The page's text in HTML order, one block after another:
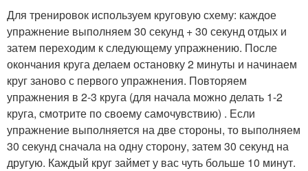
Для тренировок используем круговую схему: каждое
упражнение выполняем 30 секунд + 30 секунд отдых и
затем переходим к следующему упражнению. После
окончания круга делаем остановку 2 минуты и начинаем
круг заново с первого упражнения. Повторяем
упражнения в 2-3 круга (для начала можно делать 1-2
круга, смотрите по своему самочувствию) . Если
упражнение выполняется на две стороны, то выполняем
30 секунд сначала на одну сторону, затем 30 секунд на
другую. Каждый круг займет у вас чуть больше 10 минут.